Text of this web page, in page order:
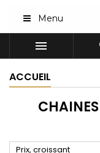
Menu

ACCUEIL
Prix, croissant